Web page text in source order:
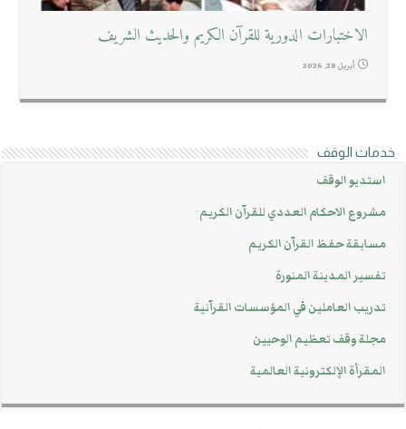
الاختبارات الدورية للقرآن الكريم والحديث الشريف
أبريل 28, 2026
خدمات الوقف
استديو الوقف
مشروع الاحكام العددي للقرآن الكريم
مسابقة حفظ القرآن الكريم
تفسير المدينة المنورة
تدريب العاملين في المؤسسات القرآنية
مجلة وقف تعظيم الوحيين
المقرأة الإلكترونية العالمية